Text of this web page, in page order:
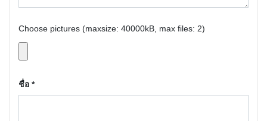
Choose pictures (maxsize: 40000kB, max files: 2)
ชื่อ *